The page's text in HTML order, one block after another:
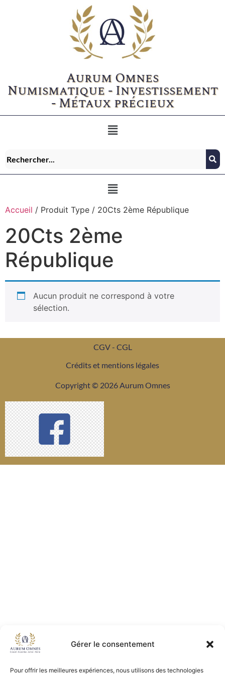
Gérer le consentement
Pour offrir les meilleures expériences, nous utilisons des technologies
Aurum Omnes
Numismatique - Investissement
- Métaux précieux
Accueil / Produit Type / 20Cts 2ème République
20Cts 2ème
République
Aucun produit ne correspond à votre
sélection.
CGV - CGL
Crédits et mentions légales
Copyright © 2026 Aurum Omnes